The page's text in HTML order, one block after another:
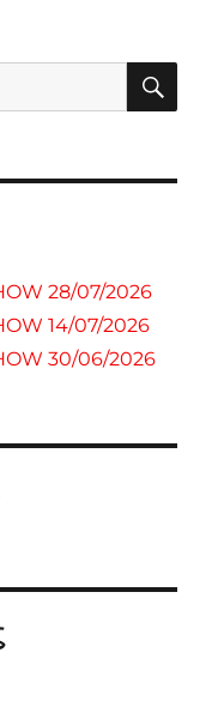
28/07/2026
14/07/2026
30/06/2026